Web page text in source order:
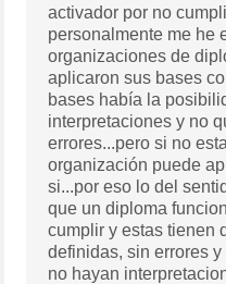
activador por no
personalmente me he
organizaciones de
aplicaron sus bases
bases había la
interpretaciones y no
errores...pero si no
organización puede
si...por eso lo del
que un diploma
cumplir y estas tienen
definidas, sin errores y que
no hayan